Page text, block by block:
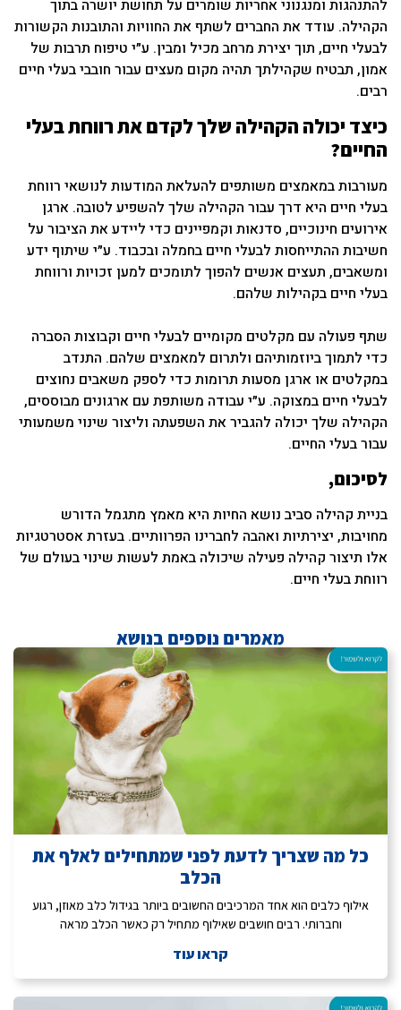
להתנהגות ומנגנוני אחריות שומרים על תחושת יושרה בתוך
הקהילה. עודד את החברים לשתף את החוויות והתובנות הקשורות
לבעלי חיים, תוך יצירת מרחב מכיל ומבין. ע״י טיפוח תרבות של
אמון, תבטיח שקהילתך תהיה מקום מעצים עבור חובבי בעלי חיים
רבים.
כיצד יכולה הקהילה שלך לקדם את רווחת בעלי
החיים?
מעורבות במאמצים משותפים להעלאת המודעות לנושאי רווחת
בעלי חיים היא דרך עבור הקהילה שלך להשפיע לטובה. ארגן
אירועים חינוכיים, סדנאות וקמפיינים כדי ליידע את הציבור על
חשיבות ההתייחסות לבעלי חיים בחמלה ובכבוד. ע״י שיתוף ידע
ומשאבים, תעצים אנשים להפוך לתומכים למען זכויות ורווחת
בעלי חיים בקהילות שלהם.
שתף פעולה עם מקלטים מקומיים לבעלי חיים וקבוצות הסברה
כדי לתמוך ביוזמותיהם ולתרום למאמצים שלהם. התנדב
במקלטים או ארגן מסעות תרומות כדי לספק משאבים נחוצים
לבעלי חיים במצוקה. ע״י עבודה משותפת עם ארגונים מבוססים,
הקהילה שלך יכולה להגביר את השפעתה וליצור שינוי משמעותי
עבור בעלי החיים.
לסיכום,
בניית קהילה סביב נושא החיות היא מאמץ מתגמל הדורש
מחויבות, יצירתיות ואהבה לחברינו הפרוותיים. בעזרת אסטרטגיות
אלו תיצור קהילה פעילה שיכולה באמת לעשות שינוי בעולם של
רווחת בעלי חיים.
מאמרים נוספים בנושא
כל מה שצריך לדעת לפני שמתחילים לאלף את
הכלב
אילוף כלבים הוא אחד המרכיבים החשובים ביותר בגידול כלב מאוזן, רגוע
וחברותי. רבים חושבים שאילוף מתחיל רק כאשר הכלב מראה
קראו עוד